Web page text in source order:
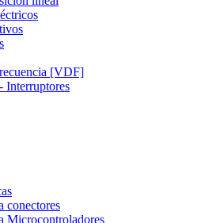
[VDF]
Interruptores
conectores
Microcontroladores